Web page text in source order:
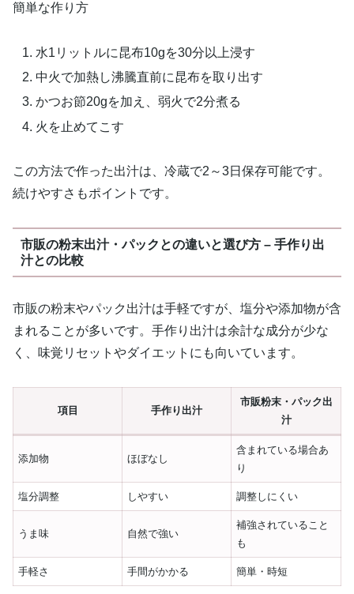
簡単な作り方
水1リットルに昆布10gを30分以上浸す
中火で加熱し沸騰直前に昆布を取り出す
かつお節20gを加え、弱火で2分煮る
火を止めてこす
この方法で作った出汁は、冷蔵で2～3日保存可能です。
続けやすさもポイントです。
市販の粉末出汁・パックとの違いと選び方 – 手作り出
汁との比較
市販の粉末やパック出汁は手軽ですが、塩分や添加物が含
まれることが多いです。手作り出汁は余計な成分が少な
く、味覚リセットやダイエットにも向いています。
項目 手作り出汁
市販粉末・パック出
汁
添加物 ほぼなし
含まれている場合あ
り
塩分調整 しやすい 調整しにくい
うま味 自然で強い
補強されていること
も
手軽さ 手間がかかる 簡単・時短